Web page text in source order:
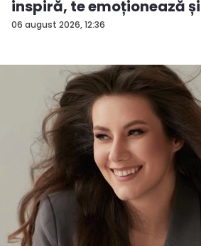
06 august 2026, 12:36
inspiră, te emoționează